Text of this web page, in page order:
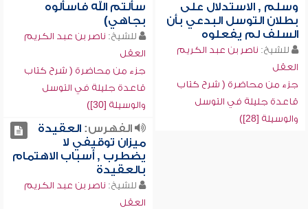
وسلم , الاستدلال على
بطلان التوسل البدعي بأن
السلف لم يفعلوه
للشيخ: ناصر بن عبد الكريم
العقل
جزء من محاضرة ( شرح كتاب
قاعدة جليلة في التوسل
والوسيلة [28])
سألتم الله فاسألوه
بجاهي)
للشيخ: ناصر بن عبد الكريم
العقل
جزء من محاضرة ( شرح كتاب
قاعدة جليلة في التوسل
والوسيلة [30])
الفهرس:العقيدة
ميزان توقيفي لا
يضطرب , أسباب الاهتمام
بالعقيدة
للشيخ: ناصر بن عبد الكريم
العقل